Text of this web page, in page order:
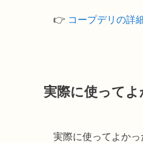
👉 コープデリの詳
実際に使って
実際に使ってよかっ